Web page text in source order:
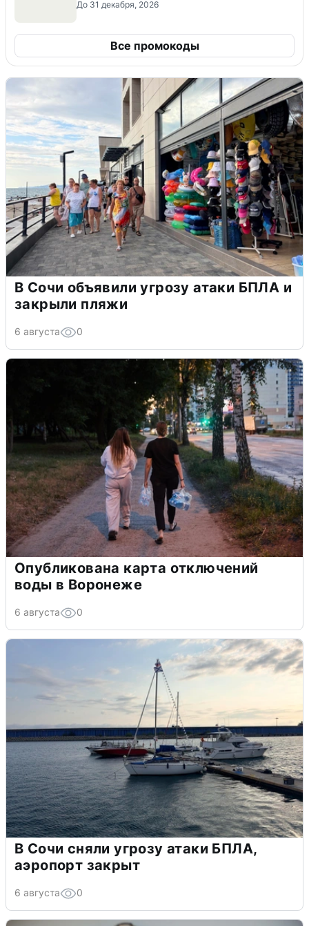
До 31 декабря, 2026
Все промокоды
В Сочи объявили угрозу атаки БПЛА и
закрыли пляжи
6 августа 0
Опубликована карта отключений
воды в Воронеже
6 августа 0
В Сочи сняли угрозу атаки БПЛА,
аэропорт закрыт
6 августа 0